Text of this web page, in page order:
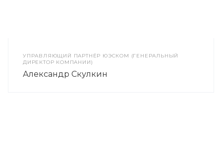
УПРАВЛЯЮЩИЙ ПАРТНЁР ЮЭСКОМ (ГЕНЕРАЛЬНЫЙ
ДИРЕКТОР КОМПАНИИ)
Александр Скулкин